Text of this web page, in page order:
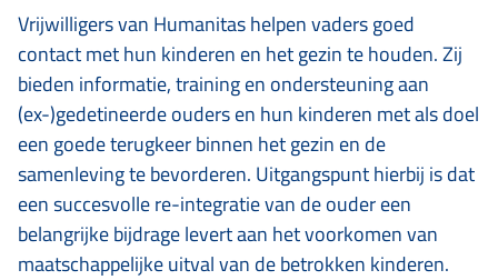
Vrijwilligers van Humanitas helpen vaders goed
contact met hun kinderen en het gezin te houden. Zij
bieden informatie, training en ondersteuning aan
(ex-)gedetineerde ouders en hun kinderen met als doel
een goede terugkeer binnen het gezin en de
samenleving te bevorderen. Uitgangspunt hierbij is dat
een succesvolle re-integratie van de ouder een
belangrijke bijdrage levert aan het voorkomen van
maatschappelijke uitval van de betrokken kinderen.